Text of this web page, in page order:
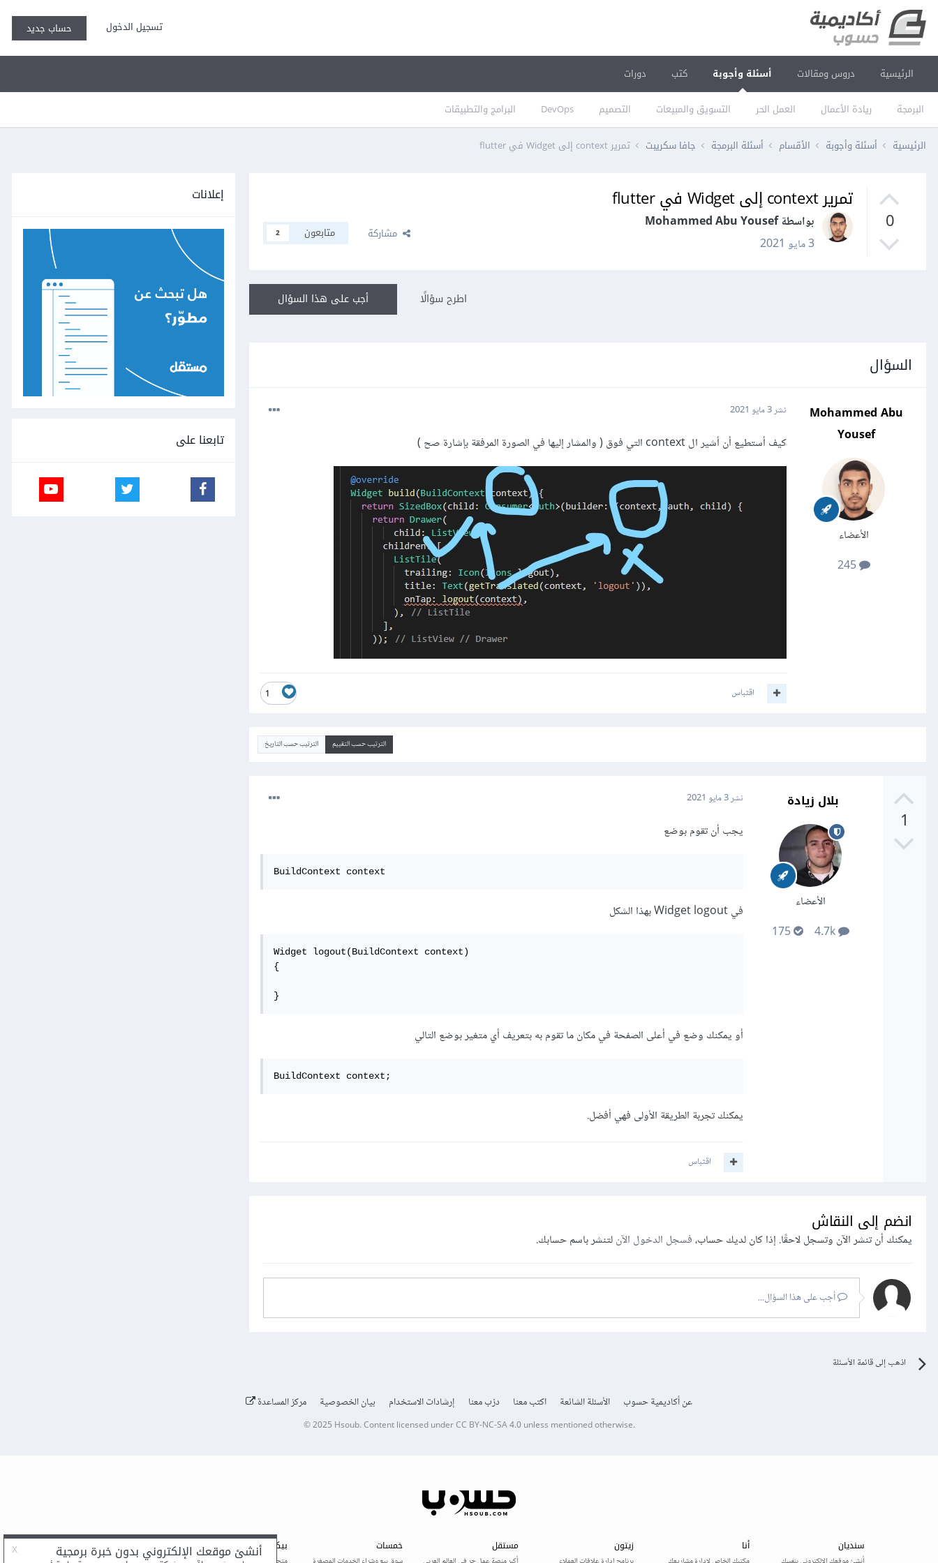
تسجيل الدخول حساب جديد
الرئيسية دروس ومقالات أسئلة وأجوبة
البرمجة ريادة الأعمال العمل الحر التسويق والمبيعات التصميم DevOps البرامج والتطبيقات
كتب دورات
الرئيسية أسئلة وأجوبة الأقسام أسئلة البرمجة جافا سكريبت تمرير context إلى Widget في flutter
0
تمرير context إلى Widget في flutter
بواسطة Mohammed Abu Yousef
3 مايو 2021
مشاركة متابعون 2
أجب على هذا السؤال اطرح سؤالًا
السؤال
Mohammed Abu
Yousef
الأعضاء
245
نشر3 مايو 2021
كيف أستطيع أن أشير ال context التي فوق ( والمشار إليها في الصورة المرفقة بإشارة صح )
1 اقتباس
الترتيب حسب التقييم الترتيب حسب التاريخ
1
بلال زيادة
الأعضاء
4.7k
175
نشر3 مايو 2021
يجب أن تقوم بوضع
BuildContext context
في Widget logout بهذا الشكل
Widget logout(BuildContext context)
{
}
أو يمكنك وضع في أعلى الصفحة في مكان ما تقوم به بتعريف أي متغير بوضع التالي
BuildContext context;
يمكنك تجربة الطريقة الأولى فهي أفضل.
اقتباس
انضم إلى النقاش
يمكنك أن تنشر الآن وتسجل لاحقًا. إذا كان لديك حساب،فسجل الدخول الآنلتنشر باسم حسابك.
أجب على هذا السؤال...
اذهب إلى قائمة الأسئلة
إعلانات
تابعنا على
عن أكاديمية حسوب الأسئلة الشائعة اكتب معنا درّب معنا إرشادات الاستخدام بيان الخصوصية مركز المساعدة
© 2025 Hsoub.Content licensed underCC BY-NC-SA 4.0unless mentioned otherwise.